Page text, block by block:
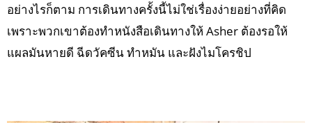
อย่างไรก็ตาม การเดินทางครั้งนี้ไม่ใช่เรื่องง่ายอย่างที่คิด
เพราะพวกเขาต้องทำหนังสือเดินทางให้ Asher ต้องรอให้
แผลมันหายดี ฉีดวัคซีน ทำหมัน และฝังไมโครชิป